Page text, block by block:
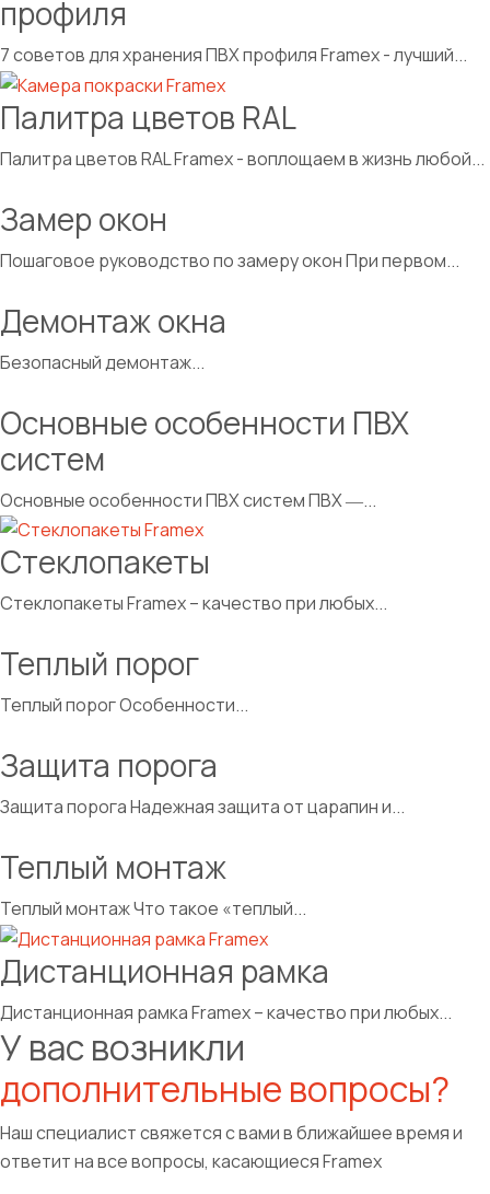
профиля
7 советов для хранения ПВХ профиля Framex - лучший...
Палитра цветов RAL
Палитра цветов RAL Framex - воплощаем в жизнь любой...
Замер окон
Пошаговое руководство по замеру окон При первом...
Демонтаж окна
Безопасный демонтаж...
Основные особенности ПВХ
систем
Основные особенности ПВХ систем ПВХ ―...
Стеклопакеты
Стеклопакеты Framex – качество при любых...
Теплый порог
Теплый порог Особенности...
Защита порога
Защита порога Надежная защита от царапин и...
Теплый монтаж
Теплый монтаж Что такое «теплый...
Дистанционная рамка
Дистанционная рамка Framex – качество при любых...
У вас возникли
дополнительные вопросы?
Наш специалист свяжется с вами в ближайшее время и
ответит на все вопросы, касающиеся Framex